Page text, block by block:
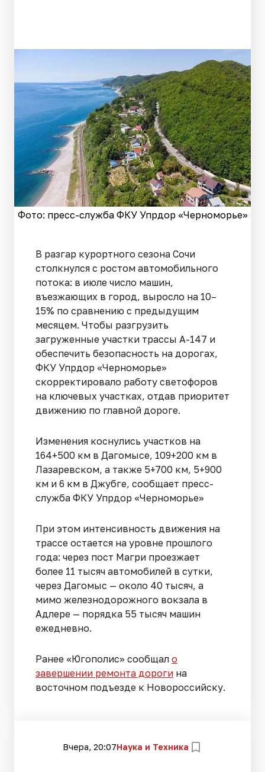
Фото: пресс-служба ФКУ Упрдор «Черноморье»
В разгар курортного сезона Сочи
столкнулся с ростом автомобильного
потока: в июле число машин,
въезжающих в город, выросло на 10–
15% по сравнению с предыдущим
месяцем. Чтобы разгрузить
загруженные участки трассы А-147 и
обеспечить безопасность на дорогах,
ФКУ Упрдор «Черноморье»
скорректировало работу светофоров
на ключевых участках, отдав приоритет
движению по главной дороге.
Изменения коснулись участков на
164+500 км в Дагомысе, 109+200 км в
Лазаревском, а также 5+700 км, 5+900
км и 6 км в Джубге, сообщает пресс-
служба ФКУ Упрдор «Черноморье»
При этом интенсивность движения на
трассе остается на уровне прошлого
года: через пост Магри проезжает
более 11 тысяч автомобилей в сутки,
через Дагомыс — около 40 тысяч, а
мимо железнодорожного вокзала в
Адлере — порядка 55 тысяч машин
ежедневно.
Ранее «Югополис» сообщал о
завершении ремонта дороги на
восточном подъезде к Новороссийску.
Вчера, 20:07Наука и Техника